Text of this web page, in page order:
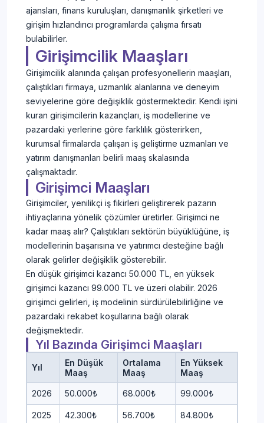
ajansları, finans kuruluşları, danışmanlık şirketleri ve
girişim hızlandırıcı programlarda çalışma fırsatı
bulabilirler.
Girişimcilik Maaşları
Girişimcilik alanında çalışan profesyonellerin maaşları,
çalıştıkları firmaya, uzmanlık alanlarına ve deneyim
seviyelerine göre değişiklik göstermektedir. Kendi işini
kuran girişimcilerin kazançları, iş modellerine ve
pazardaki yerlerine göre farklılık gösterirken,
kurumsal firmalarda çalışan iş geliştirme uzmanları ve
yatırım danışmanları belirli maaş skalasında
çalışmaktadır.
Girişimci Maaşları
Girişimciler, yenilikçi iş fikirleri geliştirerek pazarın
ihtiyaçlarına yönelik çözümler üretirler. Girişimci ne
kadar maaş alır? Çalıştıkları sektörün büyüklüğüne, iş
modellerinin başarısına ve yatırımcı desteğine bağlı
olarak gelirler değişiklik gösterebilir.
En düşük girişimci kazancı 50.000 TL, en yüksek
girişimci kazancı 99.000 TL ve üzeri olabilir. 2026
girişimci gelirleri, iş modelinin sürdürülebilirliğine ve
pazardaki rekabet koşullarına bağlı olarak
değişmektedir.
Yıl Bazında Girişimci Maaşları
Yıl
En Düşük
Maaş
Ortalama
Maaş
En Yüksek
Maaş
2026 50.000₺ 68.000₺ 99.000₺
2025 42.300₺ 56.700₺ 84.800₺